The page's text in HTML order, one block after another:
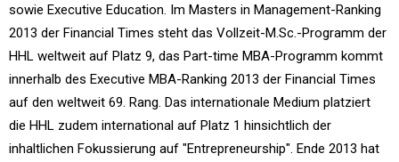
sowie Executive Education. Im Masters in Management-Ranking
2013 der Financial Times steht das Vollzeit-M.Sc.-Programm der
HHL weltweit auf Platz 9, das Part-time MBA-Programm kommt
innerhalb des Executive MBA-Ranking 2013 der Financial Times
auf den weltweit 69. Rang. Das internationale Medium platziert
die HHL zudem international auf Platz 1 hinsichtlich der
inhaltlichen Fokussierung auf "Entrepreneurship". Ende 2013 hat